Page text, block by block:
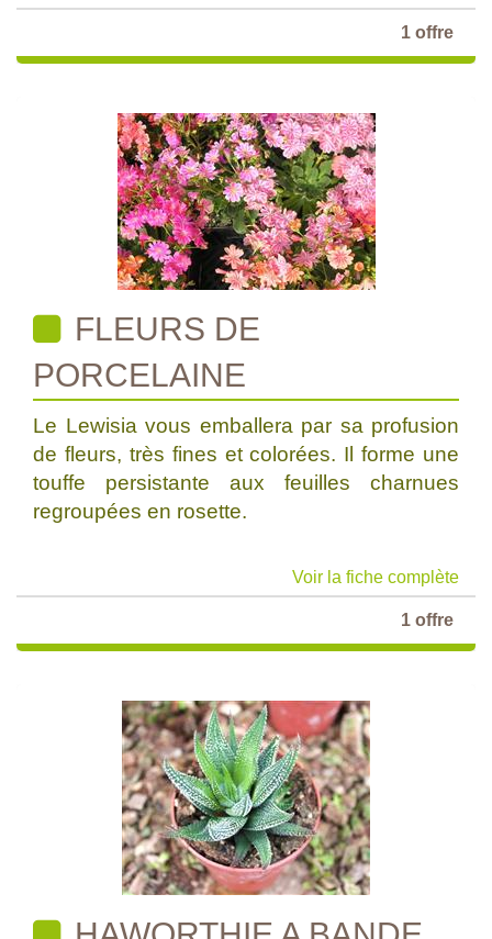
1 offre
FLEURS DE
PORCELAINE
Le Lewisia vous emballera par sa profusion
de fleurs, très fines et colorées. Il forme une
touffe persistante aux feuilles charnues
regroupées en rosette.
Voir la fiche complète
1 offre